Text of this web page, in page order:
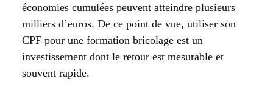
économies cumulées peuvent atteindre plusieurs
milliers d’euros. De ce point de vue, utiliser son
CPF pour une formation bricolage est un
investissement dont le retour est mesurable et
souvent rapide.